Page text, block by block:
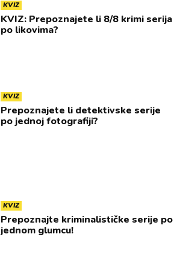
KVIZ
KVIZ: Prepoznajete li 8/8 krimi serija
po likovima?
KVIZ
Prepoznajete li detektivske serije
po jednoj fotografiji?
KVIZ
Prepoznajte kriminalističke serije po
jednom glumcu!